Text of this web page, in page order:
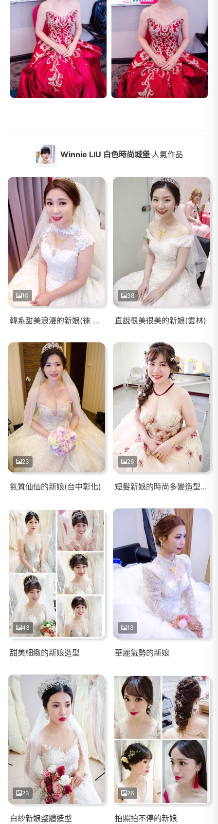
Winnie LIU 白色時尚城堡 人氣作品
10
韓系甜美浪漫的新娘(徠 歸仁)
38
直說很美很美的新娘(雲林)
23
氣質仙仙的新娘(台中彰化)
26
短髮新娘的時尚多變造型(台南)
43
甜美細緻的新娘造型
13
華麗氣勢的新娘
23
白紗新娘整體造型
26
拍照拍不停的新娘